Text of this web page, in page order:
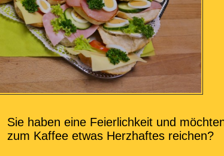
Sie haben eine Feierlichkeit und
zum Kaffee etwas Herzhaftes reichen?